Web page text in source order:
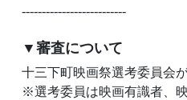
--------------------------
▼審査について
十三下町映画祭選考委員会
※選考委員は映画有識者、